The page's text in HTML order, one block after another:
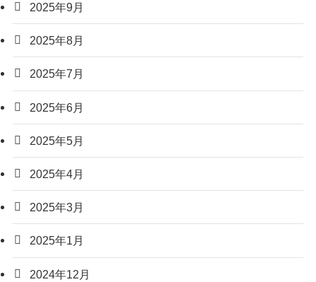
2025年9月
2025年8月
2025年7月
2025年6月
2025年5月
2025年4月
2025年3月
2025年1月
2024年12月